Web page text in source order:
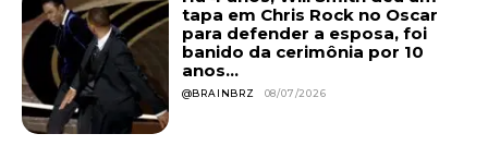
tapa em Chris Rock no Oscar
para defender a esposa, foi
banido da cerimônia por 10
anos...
@BRAINBRZ 08/07/2026